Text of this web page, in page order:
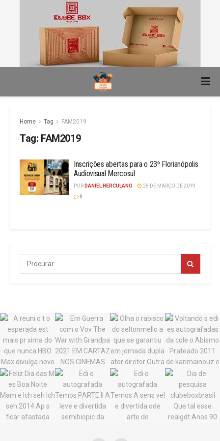
Home Tag FAM2019
Tag: FAM2019
Inscrições abertas para o 23º Florianópolis
Audiovisual Mercosul
POR DANIEL HERCULANO
28 DE MARÇO DE 2019
0